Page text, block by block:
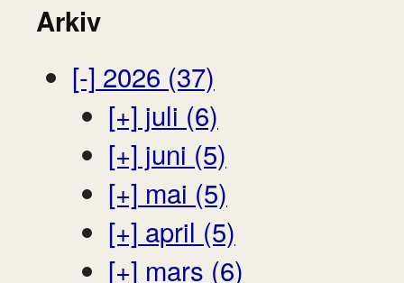
Arkiv
[-] 2026 (37)
[+] juli (6)
[+] juni (5)
[+] mai (5)
[+] april (5)
[+] mars (6)